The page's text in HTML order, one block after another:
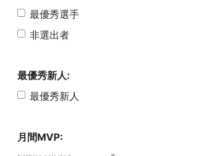
最優秀選手
非選出者
最優秀新人:
最優秀新人
月間MVP: